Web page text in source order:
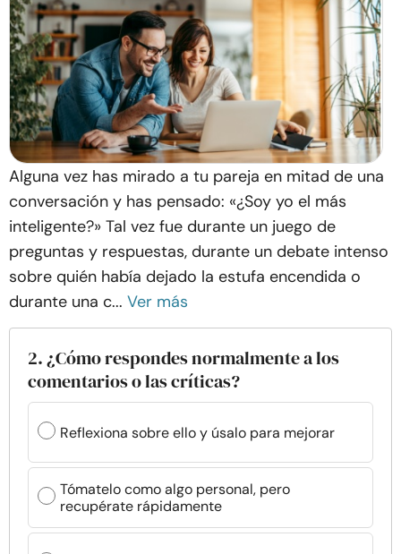
Alguna vez has mirado a tu pareja en mitad de una
conversación y has pensado: «¿Soy yo el más
inteligente?» Tal vez fue durante un juego de
preguntas y respuestas, durante un debate intenso
sobre quién había dejado la estufa encendida o
durante una c... Ver más
2. ¿Cómo respondes normalmente a los
comentarios o las críticas?
Reflexiona sobre ello y úsalo para mejorar
Tómatelo como algo personal, pero
recupérate rápidamente